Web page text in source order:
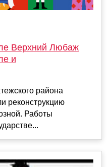
Верхний Любаж
и
района
реконструкцию
Работы